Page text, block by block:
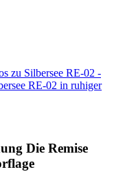
zu Silbersee RE-02 -
RE-02 in ruhiger
Die Remise